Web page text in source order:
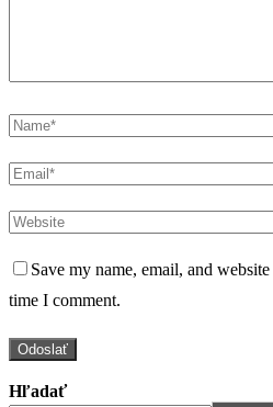
Save my name, email, and
time I comment.
Hľadať